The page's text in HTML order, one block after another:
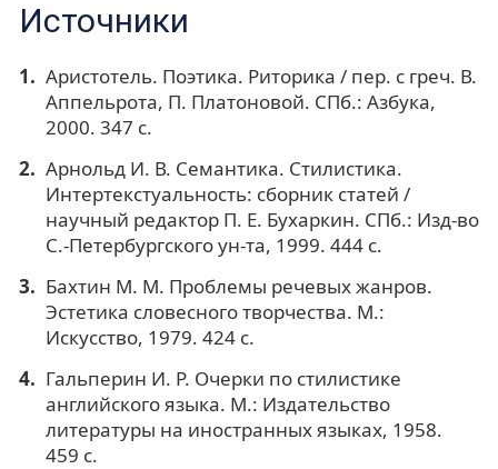
Источники
Аристотель. Поэтика. Риторика / пер. с греч. В.
Аппельрота, П. Платоновой. СПб.: Азбука,
2000. 347 с.
Арнольд И. В. Семантика. Стилистика.
Интертекстуальность: сборник статей /
научный редактор П. Е. Бухаркин. СПб.: Изд-во
С.-Петербургского ун-та, 1999. 444 с.
Бахтин М. М. Проблемы речевых жанров.
Эстетика словесного творчества. М.:
Искусство, 1979. 424 с.
Гальперин И. Р. Очерки по стилистике
английского языка. М.: Издательство
литературы на иностранных языках, 1958.
459 с.